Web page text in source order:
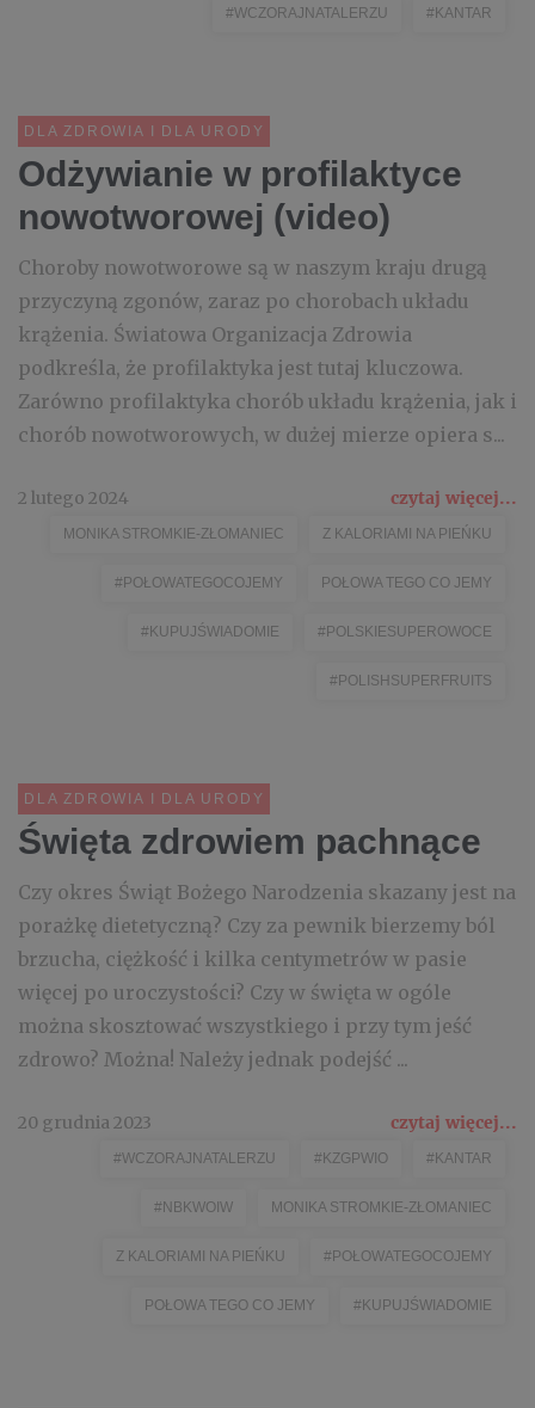
#WCZORAJNATALERZU #KANTAR
DLA ZDROWIA I DLA URODY
Odżywianie w profilaktyce
nowotworowej (video)
Choroby nowotworowe są w naszym kraju drugą
przyczyną zgonów, zaraz po chorobach układu
krążenia. Światowa Organizacja Zdrowia
podkreśla, że profilaktyka jest tutaj kluczowa.
Zarówno profilaktyka chorób układu krążenia, jak i
chorób nowotworowych, w dużej mierze opiera s...
2 lutego 2024 czytaj więcej...
MONIKA STROMKIE-ZŁOMANIEC Z KALORIAMI NA PIEŃKU
#POŁOWATEGOCOJEMY POŁOWA TEGO CO JEMY
#KUPUJŚWIADOMIE #POLSKIESUPEROWOCE
#POLISHSUPERFRUITS
DLA ZDROWIA I DLA URODY
Święta zdrowiem pachnące
Czy okres Świąt Bożego Narodzenia skazany jest na
porażkę dietetyczną? Czy za pewnik bierzemy ból
brzucha, ciężkość i kilka centymetrów w pasie
więcej po uroczystości? Czy w święta w ogóle
można skosztować wszystkiego i przy tym jeść
zdrowo? Można! Należy jednak podejść ...
20 grudnia 2023 czytaj więcej...
#WCZORAJNATALERZU #KZGPWIO #KANTAR
#NBKWOIW MONIKA STROMKIE-ZŁOMANIEC
Z KALORIAMI NA PIEŃKU #POŁOWATEGOCOJEMY
POŁOWA TEGO CO JEMY #KUPUJŚWIADOMIE